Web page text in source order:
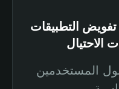
التطبيقات
الاحتيال
المستخدمين